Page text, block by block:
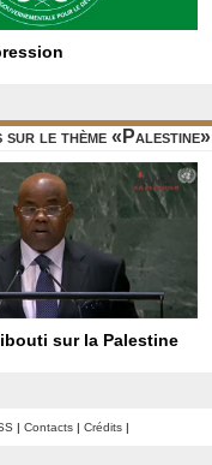
le thème «Palestine»
sur la Palestine
| Contacts | Crédits |